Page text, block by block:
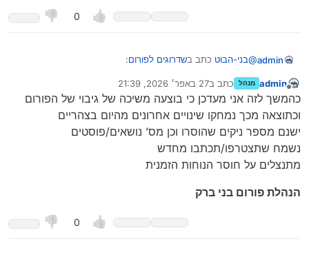
0
admin
@בני-הבוט כתב בשדרוגים לפורום:
הכוונה לזה
בדיוק
מנותק
admin מנהל כתב ב27 באפר׳ 2026, 21:39
נערך לאחרונה על ידי
כהמשך לזה אני מעדכן כי בוצעה משיכה של גיבוי של הפורום
וכתוצאה מכך נמחקו שינויים אחרונים מהיום בצהריים
ישנם מספר ניקים שהוסרו וכן מס’ נושאים/פוסטים
נשמח שתצטרפו/תכתבו מחדש
מתנצלים על חוסר הנוחות הזמנית
הנהלת פורום בני ברק
0